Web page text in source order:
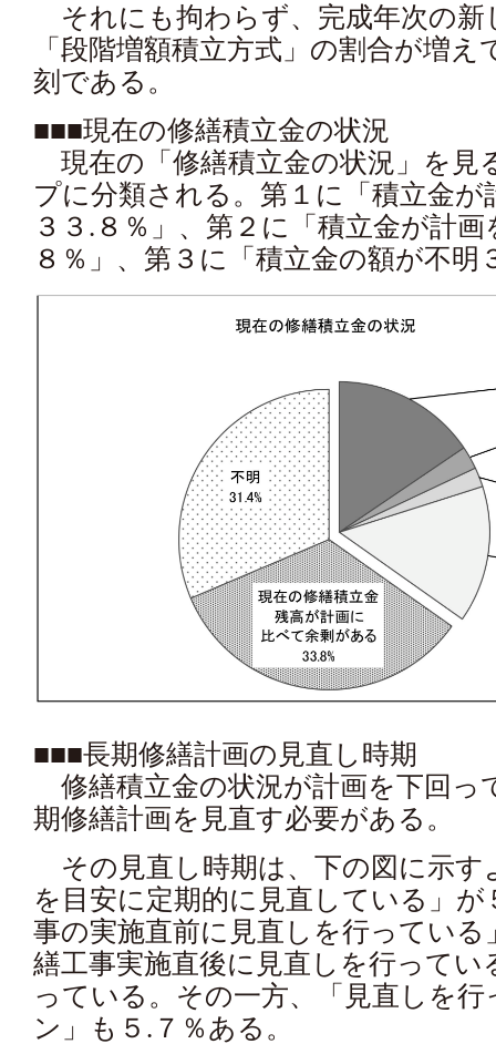
それにも拘わらず、完成年次の新
「段階増額積立方式」の割合が増
刻である。
■■■現在の修繕積立金の状況
現在の「修繕積立金の状況」を見
プに分類される。第１に「積立金
３３.８％」、第２に「積立金が計
８％」、第３に「積立金の額が不明
■■■長期修繕計画の見直し時期
修繕積立金の状況が計画を下回っ
期修繕計画を見直す必要がある。
その見直し時期は、下の図に示す
を目安に定期的に見直している」が
事の実施直前に見直しを行っている
繕工事実施直後に見直しを行ってい
っている。その一方、「見直しを
ン」も５.７％ある。